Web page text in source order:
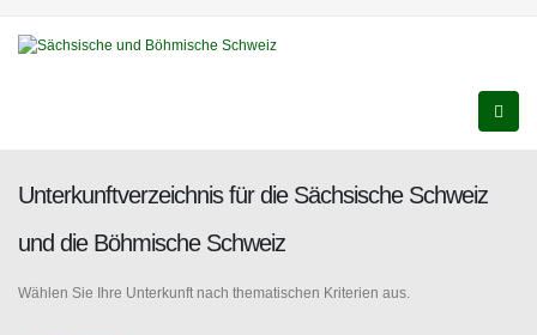
Unterkunftverzeichnis für die Sächsische Schweiz
und die Böhmische Schweiz
Wählen Sie Ihre Unterkunft nach thematischen Kriterien aus.